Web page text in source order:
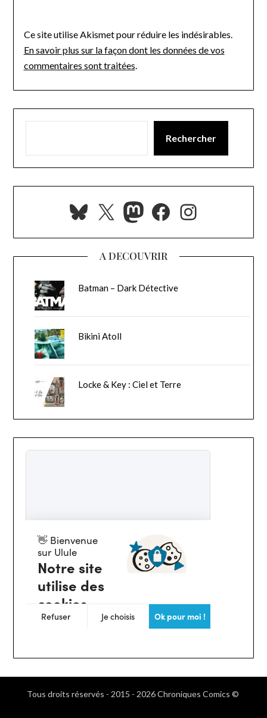
Ce site utilise Akismet pour réduire les indésirables.
En savoir plus sur la façon dont les données de vos
commentaires sont traitées.
Rechercher
Bluesky
X Mastodon
Facebook
A DECOUVRIR
Batman – Dark Détective
Bikini Atoll
Locke & Key : Ciel et Terre
Tous droits réservés - 2015 - 2026 Chroniques Comics ©